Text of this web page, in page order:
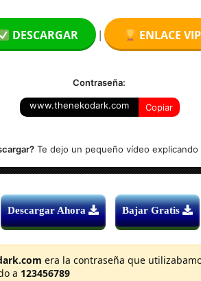
DESCARGAR | ENLACE VIP
Contraseña:
www.thenekodark.com Copiar
Te dejo un pequeño vídeo
Descargar Ahora Bajar Gratis
era la contraseña que
a 123456789